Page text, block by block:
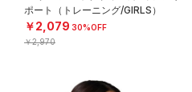
ポート（トレーニング/GIRLS）
￥2,079 30%OFF
￥2,970